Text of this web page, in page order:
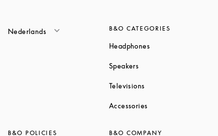
Nederlands B&O CATEGORIES
Headphones
Speakers
Televisions
Accessories
B&O POLICIES B&O COMPANY